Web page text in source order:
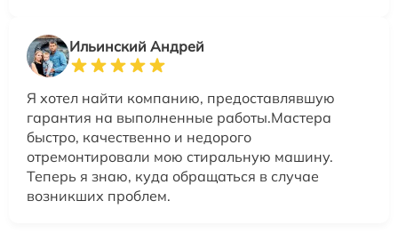
Ильинский Андрей
Я хотел найти компанию, предоставлявшую
гарантия на выполненные работы.Мастера
быстро, качественно и недорого
отремонтировали мою стиральную машину.
Теперь я знаю, куда обращаться в случае
возникших проблем.